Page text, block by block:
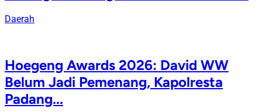
Daerah
Hoegeng Awards 2026: David WW
Belum Jadi Pemenang, Kapolresta
Padang...